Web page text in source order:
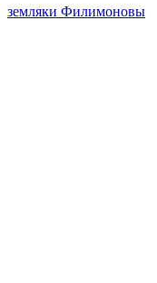
земляки Филимоновы